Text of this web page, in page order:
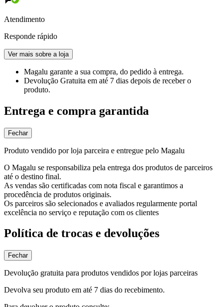
Atendimento
Responde rápido
Ver mais sobre a loja
Magalu garante a sua compra, do pedido à entrega.
Devolução Gratuita em até 7 dias depois de receber o
produto.
Entrega e compra garantida
Fechar
Produto vendido por loja parceira e entregue pelo Magalu
O Magalu se responsabiliza pela entrega dos produtos de parceiros
até o destino final.
As vendas são certificadas com nota fiscal e garantimos a
procedência de produtos originais.
Os parceiros são selecionados e avaliados regularmente portal
excelência no serviço e reputação com os clientes
Política de trocas e devoluções
Fechar
Devolução gratuita para produtos vendidos por lojas parceiras
Devolva seu produto em até 7 dias do recebimento.